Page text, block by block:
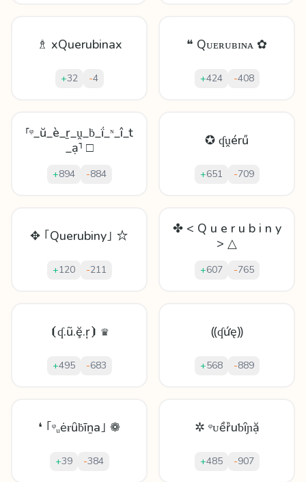
♗ xQuerubinax
+32 -4
❝ Qᴜᴇʀᴜʙɪɴᴀ ✿
+424 -408
⸢ᵠ_ŭ_è_ṟ_ṷ_ḃ_ḯ_ᶰ_î_t
_ạ⸣ □
+894 -884
✪ ʠṷérű
+651 -709
✥ ｢Querubiny｣ ☆
+120 -211
✤ < Q u e r u b i n y
> △
+607 -765
⦗ʠ.ũ.ḝ.ŗ⦘ ♛
+495 -683
⸨ʠứę⸩
+568 -889
❛ ｢ᵠᵤėɍȗḃīṉa｣ ❁
+39 -384
✲ ᵠᴜềȑuƅȋɲặ
+485 -907